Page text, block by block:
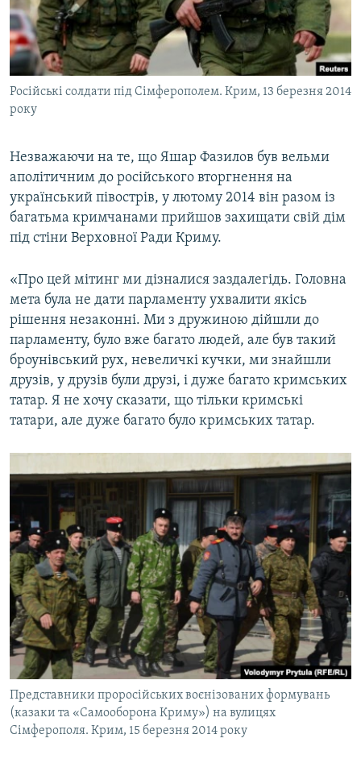
Російські солдати під Сімферополем. Крим, 13 березня 2014
року
Незважаючи на те, що Яшар Фазилов був вельми
аполітичним до російського вторгнення на
український півострів, у лютому 2014 він разом із
багатьма кримчанами прийшов захищати свій дім
під стіни Верховної Ради Криму.
«Про цей мітинг ми дізналися заздалегідь. Головна
мета була не дати парламенту ухвалити якісь
рішення незаконні. Ми з дружиною дійшли до
парламенту, було вже багато людей, але був такий
броунівський рух, невеличкі кучки, ми знайшли
друзів, у друзів були друзі, і дуже багато кримських
татар. Я не хочу сказати, що тільки кримські
татари, але дуже багато було кримських татар.
Представники проросійських воєнізованих формувань
(казаки та «Самооборона Криму») на вулицях
Сімферополя. Крим, 15 березня 2014 року